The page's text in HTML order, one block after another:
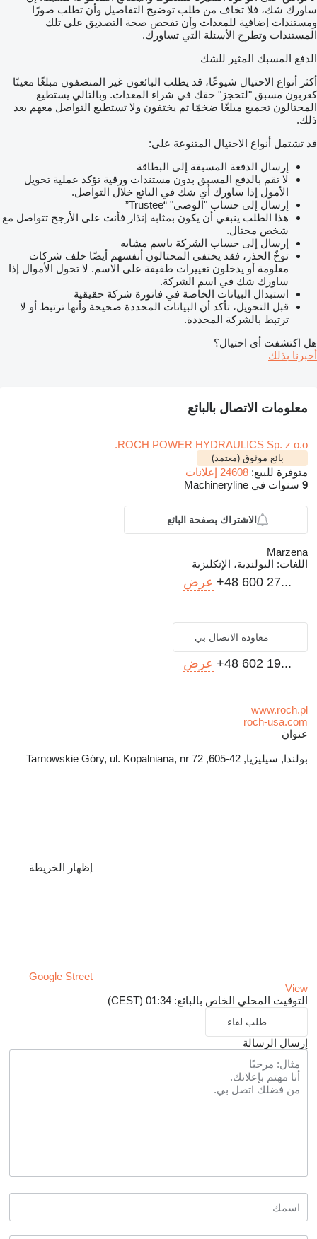
ساورك شك، فلا تخاف من طلب توضيح التفاصيل وأن تطلب صورًا
ومستندات إضافية للمعدات وأن تفحص صحة التصديق على تلك
المستندات وتطرح الأسئلة التي تساورك.
الدفع المسبك المثير للشك
أكثر أنواع الاحتيال شيوعًا، قد يطلب البائعون غير المنصفون مبلغًا معينًا
كعربون مسبق "لتحجز" حقك في شراء المعدات. وبالتالي يستطيع
المحتالون تجميع مبلغًا ضخمًا ثم يختفون ولا تستطيع التواصل معهم بعد
ذلك.
قد تشتمل أنواع الاحتيال المتنوعة على:
إرسال الدفعة المسبقة إلى البطاقة
لا تقم بالدفع المسبق بدون مستندات ورقية تؤكد عملية تحويل
الأمول إذا ساورك أي شك في البائع خلال التواصل.
إرسال إلى حساب "الوصي" “Trustee”
هذا الطلب ينبغي أن يكون بمثابه إنذار فأنت على الأرجح تتواصل مع
شخص محتال.
إرسال إلى حساب الشركة باسم مشابه
توخّ الحذر، فقد يختفي المحتالون أنفسهم أيضًا خلف شركات
معلومة أو يدخلون تغييرات طفيفة على الاسم. لا تحول الأموال إذا
ساورك شك في اسم الشركة.
استبدال البيانات الخاصة في فاتورة شركة حقيقية
قبل التحويل، تأكد أن البيانات المحددة صحيحة وأنها ترتبط أو لا
ترتبط بالشركة المحددة.
هل اكتشفت أي احتيال؟
أخبرنا بذلك
معلومات الاتصال بالبائع
ROCH POWER HYDRAULICS Sp. z o.o.
بائع موثوق (معتمد)
متوفرة للبيع: 24608 إعلانات
9 سنوات في Machineryline
الاشتراك بصفحة البائع
Marzena
اللغات: البولندية، الإنكليزية
+48 600 27... عرض
معاودة الاتصال بي
+48 602 19... عرض
www.roch.pl
roch-usa.com
عنوان
بولندا, سيليزيا, 42-605, Tarnowskie Góry, ul. Kopalniana, nr 72
إظهار الخريطة
Google Street
View
التوقيت المحلي الخاص بالبائع: 01:34 (CEST)
طلب لقاء
إرسال الرسالة